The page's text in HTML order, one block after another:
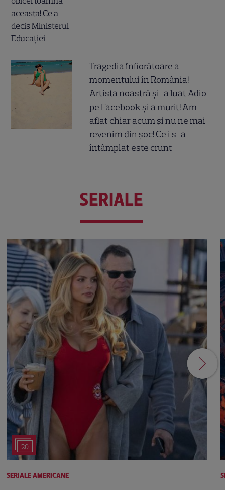
Tragedia înfiorătoare a
momentului în România!
Artista noastră și-a luat Adio
pe Facebook și a murit! Am
aflat chiar acum și nu ne mai
revenim din șoc! Ce i s-a
întâmplat este crunt
SERIALE
20
SERIALE AMERICANE